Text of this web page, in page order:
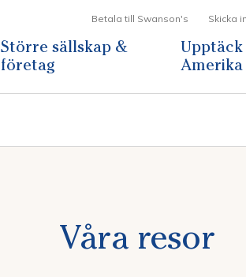
Betala till Swanson's Skicka
Större sällskap &
företag
Upptäck
Amerika
Våra resor